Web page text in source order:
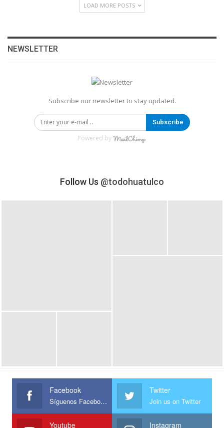
LOAD MORE POSTS
NEWSLETTER
Subscribe our newsletter to stay updated.
Subscribe
Powered by
Follow Us @todohuatulco
Facebook
Síguenos Facebook
Twitter
Join us on Twitter
Youtube Instagram